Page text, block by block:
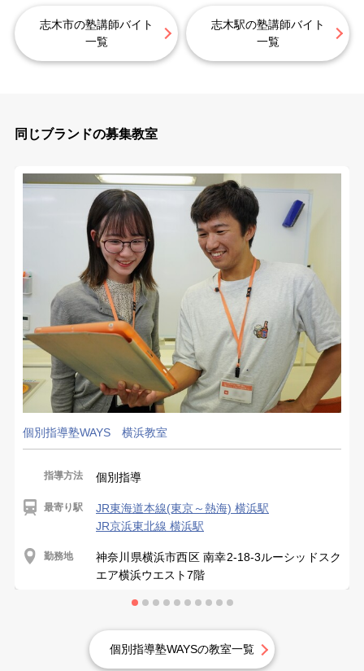
志木市の塾講師バイト
一覧
志木駅の塾講師バイト
一覧
同じブランドの募集教室
個別指導塾WAYS 横浜教室
指導方法 個別指導
最寄り駅
JR東海道本線(東京～熱海) 横浜駅
JR京浜東北線 横浜駅
勤務地
神奈川県横浜市西区 南幸2-18-3ルーシッドスク
エア横浜ウエスト7階
個別指導塾WAYSの教室一覧